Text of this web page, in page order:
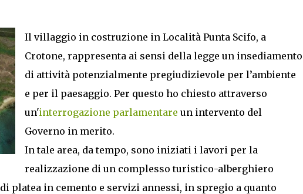
Il villaggio in costruzione in Località Punta Scifo, a
Crotone, rappresenta ai sensi della legge un insediamento
di attività potenzialmente pregiudizievole per l’ambiente
e per il paesaggio. Per questo ho chiesto attraverso
un'interrogazione parlamentare un intervento del
Governo in merito.
In tale area, da tempo, sono iniziati i lavori per la
realizzazione di un complesso turistico-alberghiero
platea in cemento e servizi annessi, in spregio a quanto